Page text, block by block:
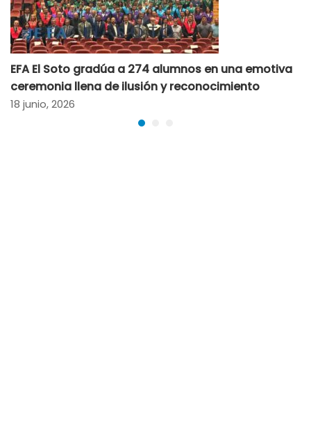
EFA El Soto gradúa a 274 alumnos en una emotiva
ceremonia llena de ilusión y reconocimiento
18 junio, 2026